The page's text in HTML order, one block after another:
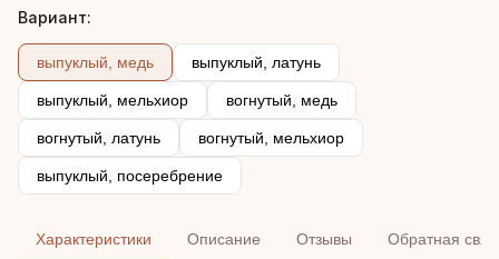
Вариант:
выпуклый, медь выпуклый, латунь
выпуклый, мельхиор вогнутый, медь
вогнутый, латунь вогнутый, мельхиор
выпуклый, посеребрение
Характеристики Описание Отзывы Обратная